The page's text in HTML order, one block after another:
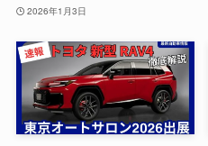
2026年1月3日